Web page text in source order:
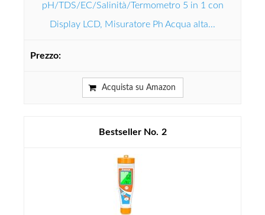
pH/TDS/EC/Salinità/Termometro 5 in 1 con
Display LCD, Misuratore Ph Acqua alta...
Acquista su Amazon
2